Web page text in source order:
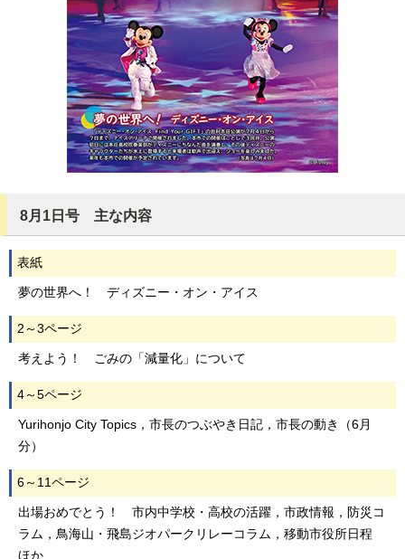
8月1日号 主な内容
表紙
夢の世界へ！ ディズニー・オン・アイス
2～3ページ
考えよう！ ごみの「減量化」について
4～5ページ
Yurihonjo City Topics，市長のつぶやき日記，市長の動き（6月
分）
6～11ページ
出場おめでとう！ 市内中学校・高校の活躍，市政情報，防災コ
ラム，鳥海山・飛島ジオパークリレーコラム，移動市役所日程
ほか